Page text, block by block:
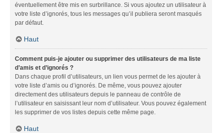
éventuellement être mis en surbrillance. Si vous ajoutez un utilisateur à
votre liste d’ignorés, tous les messages qu’il publiera seront masqués
par défaut.
Haut
Comment puis-je ajouter ou supprimer des utilisateurs de ma liste
d’amis et d’ignorés ?
Dans chaque profil d’utilisateurs, un lien vous permet de les ajouter à
votre liste d’amis ou d’ignorés. De même, vous pouvez ajouter
directement des utilisateurs depuis le panneau de contrôle de
l’utilisateur en saisissant leur nom d’utilisateur. Vous pouvez également
les supprimer de vos listes depuis cette même page.
Haut